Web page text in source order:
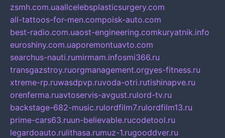
zsmh.com.uaallcelebsplasticsurgery.com
all-tattoos-for-men.compoisk-auto.com
best-radio.com.uaost-engineering.comkuryatnik.info
euroshiny.com.uaporemontuavto.com
searchus-nauti.rumirmam.infosmi366.ru
transgazstroy.ruorgmanagement.orgyes-fitness.ru
xtreme-rp.ruwasdpvp.ruvoda-otri.rutishinapve.ru
orenferma.ruavtoservis-avgust.rulord-tv.ru
backstage-682-music.rulordfilm7.rulordfilm13.ru
prime-cars63.ruun-believable.rucodetool.ru
legardoauto.rulithasa.rumuz-1.rugooddver.ru